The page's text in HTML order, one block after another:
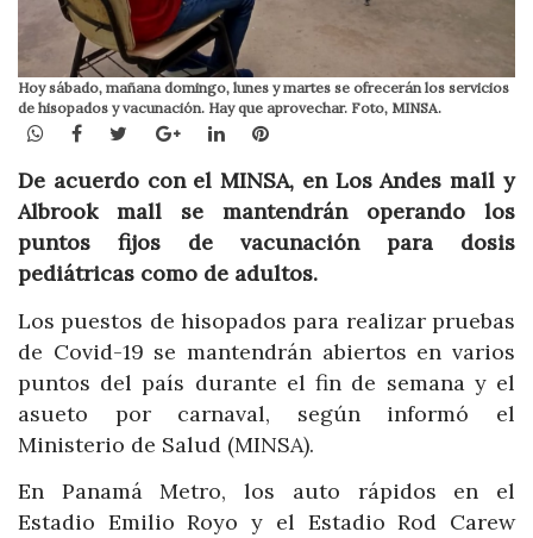
Hoy sábado, mañana domingo, lunes y martes se ofrecerán los servicios
de hisopados y vacunación. Hay que aprovechar. Foto, MINSA.
WhatsApp
Facebook
TwitterGoogle+LinkedInPinterest
De acuerdo con el MINSA, en Los Andes mall y
Albrook mall se mantendrán operando los
puntos fijos de vacunación para dosis
pediátricas como de adultos.
Los puestos de hisopados para realizar pruebas
de Covid-19 se mantendrán abiertos en varios
puntos del país durante el fin de semana y el
asueto por carnaval, según informó el
Ministerio de Salud (MINSA).
En Panamá Metro, los auto rápidos en el
Estadio Emilio Royo y el Estadio Rod Carew